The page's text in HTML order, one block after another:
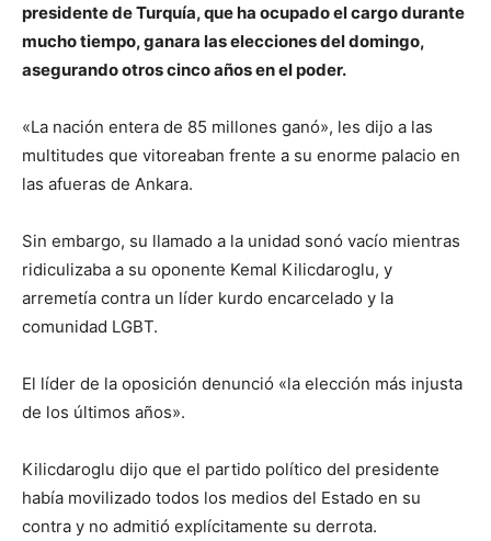
presidente de Turquía, que ha ocupado el cargo durante
mucho tiempo, ganara las elecciones del domingo,
asegurando otros cinco años en el poder.
«La nación entera de 85 millones ganó», les dijo a las
multitudes que vitoreaban frente a su enorme palacio en
las afueras de Ankara.
Sin embargo, su llamado a la unidad sonó vacío mientras
ridiculizaba a su oponente Kemal Kilicdaroglu, y
arremetía contra un líder kurdo encarcelado y la
comunidad LGBT.
El líder de la oposición denunció «la elección más injusta
de los últimos años».
Kilicdaroglu dijo que el partido político del presidente
había movilizado todos los medios del Estado en su
contra y no admitió explícitamente su derrota.